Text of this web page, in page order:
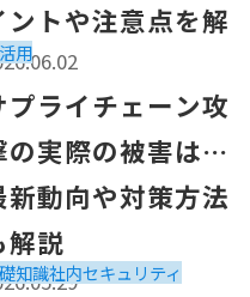
ントや注意点を解
用
被害は？
事を読む
プライチェーン攻
の実際の被害は？
新動向や対策方法
解説
知識社内セキュリティ